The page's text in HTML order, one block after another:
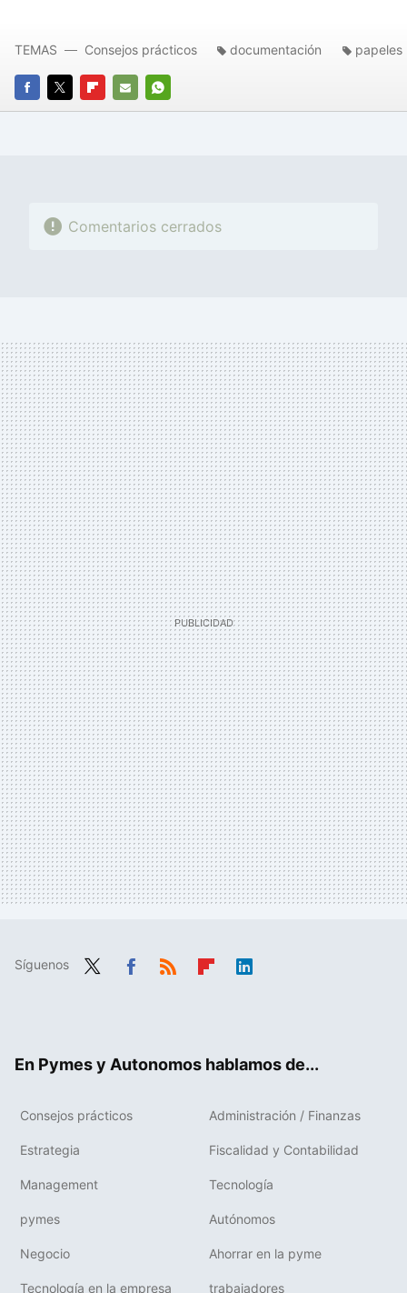
FACEBOOK
TWITTERFLIPBOARD
E-
WHATSAPP
TEMAS Consejos prácticos documentación papeles
Comentarios cerrados
Síguenos
En Pymes y Autonomos hablamos de...
Consejos prácticos Administración / Finanzas
Estrategia Fiscalidad y Contabilidad
Management Tecnología
pymes Autónomos
Negocio Ahorrar en la pyme
Tecnología en la empresa trabajadores